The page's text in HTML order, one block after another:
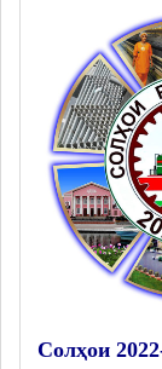
Қарорҳои раиси
Қонунҳо
Солҳои